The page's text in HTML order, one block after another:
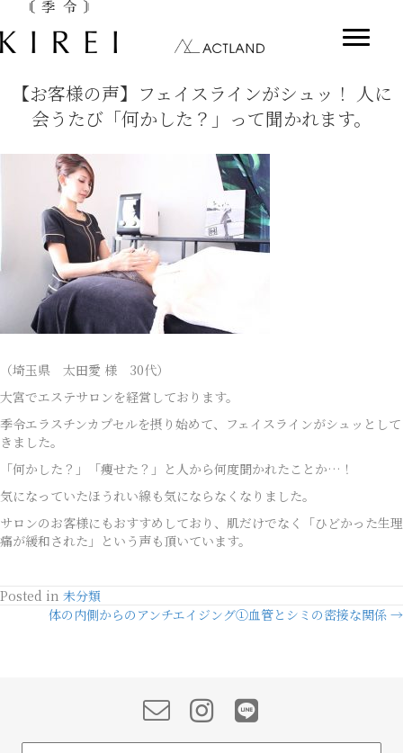
【お客様の声】フェイスラインがシュッ！ 人に
会うたび「何かした？」って聞かれます。
（埼玉県 太田愛 様 30代）
大宮でエステサロンを経営しております。
季令エラスチンカプセルを摂り始めて、フェイスラインがシュッとして
きました。
「何かした？」「痩せた？」と人から何度聞かれたことか…！
気になっていたほうれい線も気にならなくなりました。
サロンのお客様にもおすすめしており、肌だけでなく「ひどかった生理
痛が緩和された」という声も頂いています。
Posted in 未分類
Posts体の内側からのアンチエイジング①血管とシミの密接な関係 →